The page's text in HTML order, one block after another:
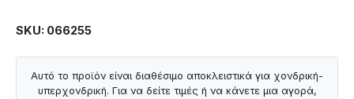
SKU: 066255
Αυτό το προϊόν είναι διαθέσιμο αποκλειστικά για χονδρική-
υπερχονδρική. Για να δείτε τιμές ή να κάνετε μια αγορά,